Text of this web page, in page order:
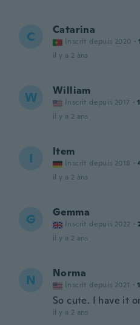
C Catarina
Inscrit depuis 2020 ·
il y a 2 ans
W William
Inscrit depuis 2017 ·
il y a 2 ans
I Item
Inscrit depuis 2018 ·
il y a 2 ans
G Gemma
Inscrit depuis 2022 ·
il y a 2 ans
N Norma
Inscrit depuis 2021 ·
So cute. I have it
il y a 2 ans